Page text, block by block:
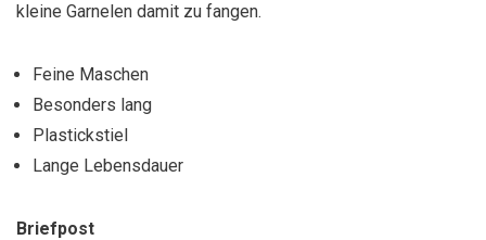
kleine Garnelen damit zu fangen.
Feine Maschen
Besonders lang
Plastickstiel
Lange Lebensdauer
Briefpost